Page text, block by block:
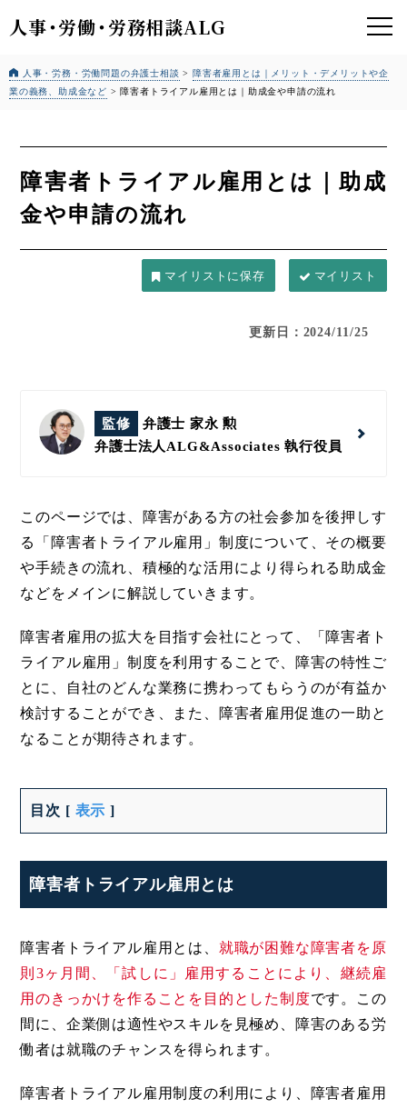
人事・労働・労務相談ALG
人事・労務・労働問題の弁護士相談 >障害者雇用とは｜メリット・デメリットや企
業の義務、助成金など >障害者トライアル雇用とは｜助成金や申請の流れ
障害者トライアル雇用とは｜助成
金や申請の流れ
マイリスト
更新日：2024/11/25
監修
弁護士 家永 勲
弁護士法人ALG&Associates執行役員
このページでは、障害がある方の社会参加を後押しす
る「障害者トライアル雇用」制度について、その概要
や手続きの流れ、積極的な活用により得られる助成金
などをメインに解説していきます。
障害者雇用の拡大を目指す会社にとって、「障害者ト
ライアル雇用」制度を利用することで、障害の特性ご
とに、自社のどんな業務に携わってもらうのが有益か
検討することができ、また、障害者雇用促進の一助と
なることが期待されます。
目次 [ 表示 ]
障害者トライアル雇用とは
障害者トライアル雇用とは、 就職が困難な障害者を原
則3ヶ月間、「試しに」雇用することにより、継続雇
用のきっかけを作ることを目的とした制度です。この
間に、企業側は適性やスキルを見極め、障害のある労
働者は就職のチャンスを得られます。
障害者トライアル雇用制度の利用により、障害者雇用